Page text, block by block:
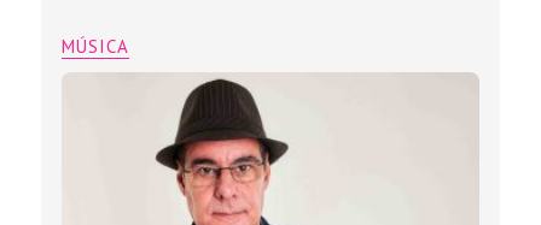
MÚSICA